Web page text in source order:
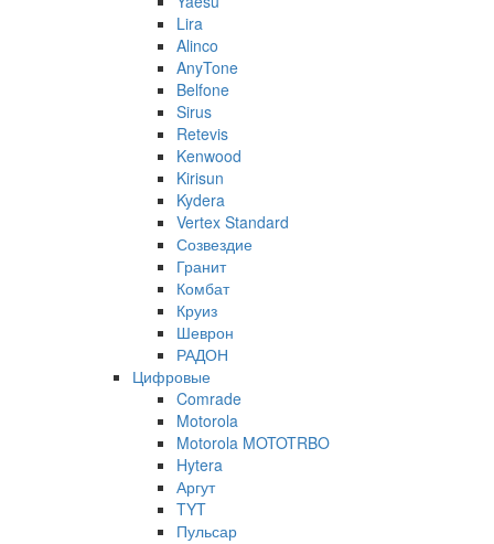
Lira
Alinco
AnyTone
Belfone
Sirus
Retevis
Kenwood
Kirisun
Kydera
Vertex Standard
Созвездие
Гранит
Комбат
Круиз
Шеврон
РАДОН
Цифровые
Comrade
Motorola
Motorola MOTOTRBO
Hytera
Аргут
TYT
Пульсар